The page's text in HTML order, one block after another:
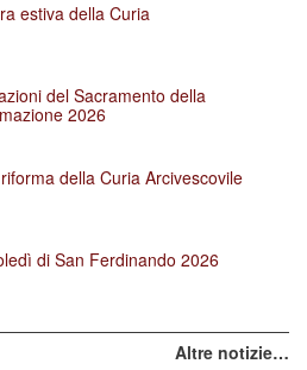
estiva della Curia
del Sacramento della
2026
della Curia Arcivescovile
di San Ferdinando 2026
Altre notizie…